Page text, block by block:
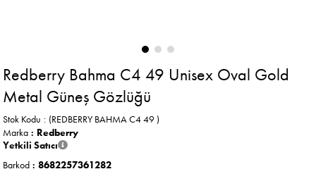
Redberry Bahma C4 49 Unisex Oval Gold
Metal Güneş Gözlüğü
(REDBERRY BAHMA C4 49 )
Stok Kodu
Marka : Redberry
Yetkili Satıcı
Barkod : 8682257361282